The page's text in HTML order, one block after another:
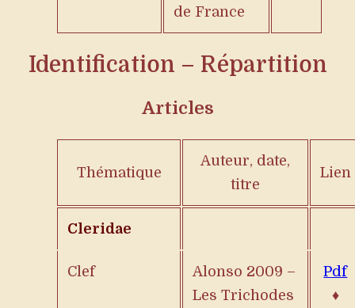
de France
Identification – Répartition
Articles
Thématique
Auteur, date,
titre
Lien
Cleridae
Clef
Alonso 2009 –
Les Trichodes
Pdf
♦